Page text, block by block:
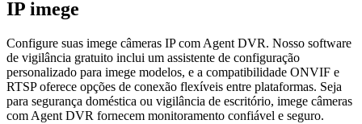
IP imege
Configure suas imege câmeras IP com Agent DVR. Nosso software
de vigilância gratuito inclui um assistente de configuração
personalizado para imege modelos, e a compatibilidade ONVIF e
RTSP oferece opções de conexão flexíveis entre plataformas. Seja
para segurança doméstica ou vigilância de escritório, imege câmeras
com Agent DVR fornecem monitoramento confiável e seguro.